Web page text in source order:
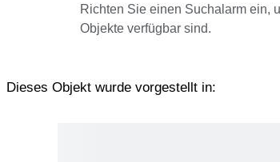
Richten Sie einen Suchalarm ein,
Objekte verfügbar sind.
Dieses Objekt wurde vorgestellt in: